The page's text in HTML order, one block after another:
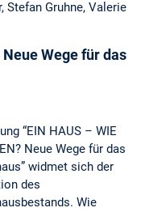
Gruhne, Valerie
Neue Wege für das
“EIN HAUS – WIE
Neue Wege für das
widmet sich der
des
Wie